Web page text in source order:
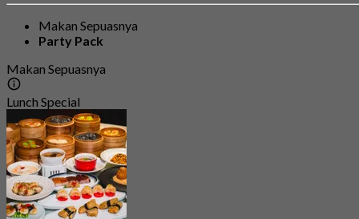
Makan Sepuasnya
Party Pack
Makan Sepuasnya
Lunch Special